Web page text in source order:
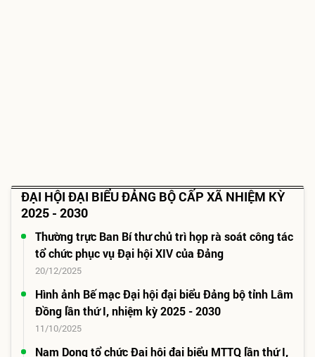
ĐẠI HỘI ĐẠI BIỂU ĐẢNG BỘ CẤP XÃ NHIỆM KỲ
2025 - 2030
Thường trực Ban Bí thư chủ trì họp rà soát công tác
tổ chức phục vụ Đại hội XIV của Đảng
20/12/2025
Hình ảnh Bế mạc Đại hội đại biểu Đảng bộ tỉnh Lâm
Đồng lần thứ I, nhiệm kỳ 2025 - 2030
11/10/2025
Nam Dong tổ chức Đại hội đại biểu MTTQ lần thứ I,